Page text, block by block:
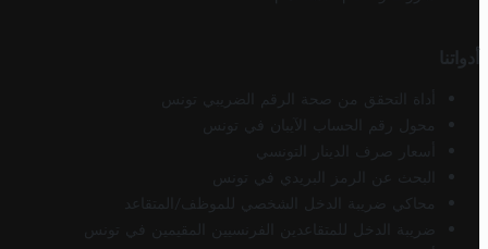
أدواتنا
أداة التحقق من صحة الرقم الضريبي تونس
محول رقم الحساب الآيبان في تونس
أسعار صرف الدينار التونسي
البحث عن الرمز البريدي في تونس
محاكي ضريبة الدخل الشخصي للموظف/المتقاعد
ضريبة الدخل للمتقاعدين الفرنسيين المقيمين في تونس